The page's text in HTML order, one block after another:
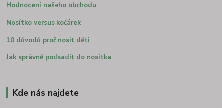
Hodnocení našeho obchodu
Nosítko versus kočárek
10 důvodů proč nosit děti
Jak správně podsadit do nosítka
Kde nás najdete